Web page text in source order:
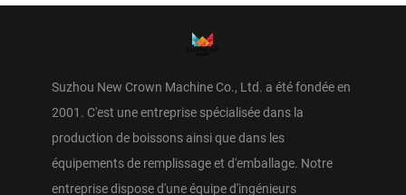
Suzhou New Crown Machine Co., Ltd. a été fondée en
2001. C'est une entreprise spécialisée dans la
production de boissons ainsi que dans les
équipements de remplissage et d'emballage. Notre
entreprise dispose d'une équipe d'ingénieurs